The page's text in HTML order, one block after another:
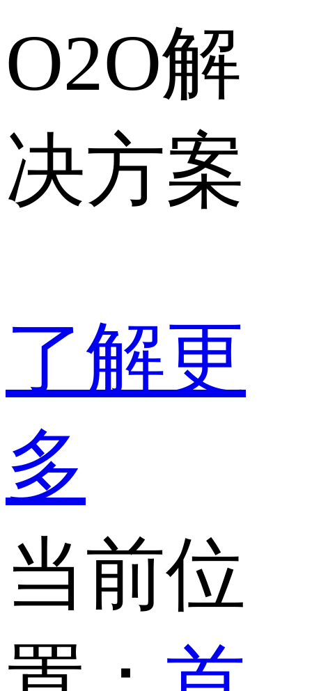
O2O解
决方案
了解更
多
当前位